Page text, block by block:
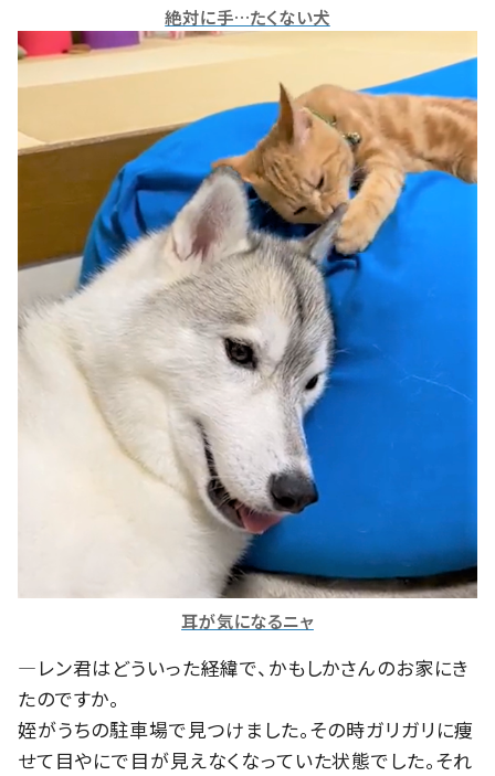
絶対に手…たくない犬
耳が気になるニャ
―レン君はどういった経緯で、かもしかさんのお家にき
たのですか。
姪がうちの駐車場で見つけました。その時ガリガリに痩
せて目やにで目が見えなくなっていた状態でした。それ